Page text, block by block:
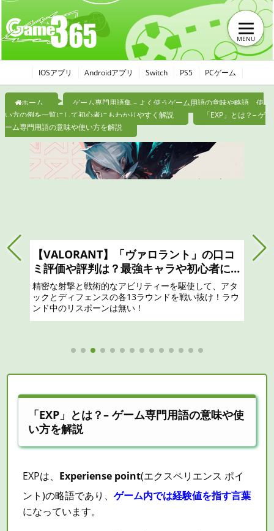
MENU
IOSアプリ Androidアプリ Switch PS5 PCゲーム
ホーム
ゲーム専門用語集 – よく使うゲーム用語の意味や略語、使
い方の例を一覧にして初心者にもわかりやすく解説
「EXP」とは？– ゲ
ーム専門用語の意味や使い方を解説
【VALORANT】「ヴァロラント」の口コ
ミ評価や評判は？最強キャラや初心者にお
すすめのスキン、ランク上げのやり方を攻
略
精密な射撃と戦術的なアビリティーを駆使して、アタ
ックとディフェンスの各13ラウンドを戦い抜け！ラウ
ンド中のリスポーンは無い！
「EXP」とは？– ゲーム専門用語の意味や使
い方を解説
EXPは、 Experiense point(エクスペリエンス ポイ
ント)の略語であり、ゲーム内では経験値を指す言葉
になっています。